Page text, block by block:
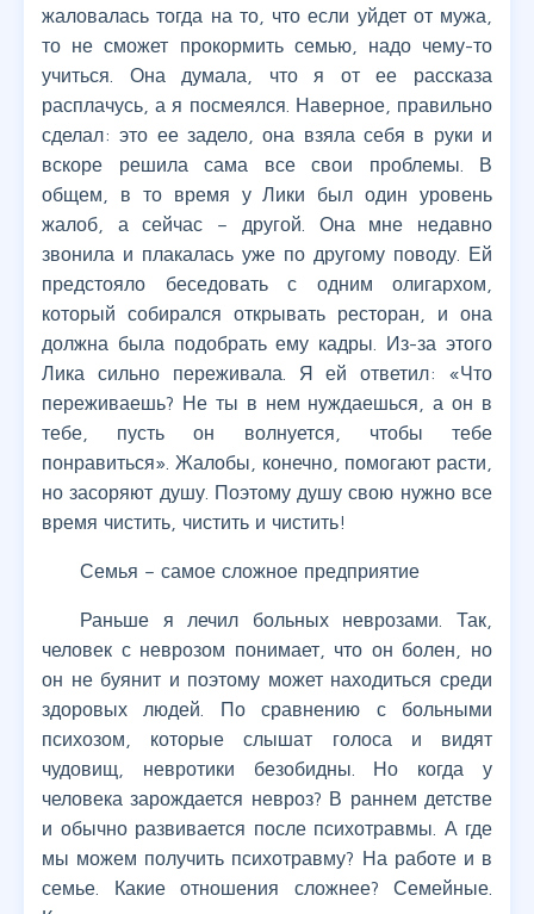
жаловалась тогда на то, что если уйдет от мужа,
то не сможет прокормить семью, надо чему-то
учиться. Она думала, что я от ее рассказа
расплачусь, а я посмеялся. Наверное, правильно
сделал: это ее задело, она взяла себя в руки и
вскоре решила сама все свои проблемы. В
общем, в то время у Лики был один уровень
жалоб, а сейчас – другой. Она мне недавно
звонила и плакалась уже по другому поводу. Ей
предстояло беседовать с одним олигархом,
который собирался открывать ресторан, и она
должна была подобрать ему кадры. Из-за этого
Лика сильно переживала. Я ей ответил: «Что
переживаешь? Не ты в нем нуждаешься, а он в
тебе, пусть он волнуется, чтобы тебе
понравиться». Жалобы, конечно, помогают расти,
но засоряют душу. Поэтому душу свою нужно все
время чистить, чистить и чистить!
Семья – самое сложное предприятие
Раньше я лечил больных неврозами. Так,
человек с неврозом понимает, что он болен, но
он не буянит и поэтому может находиться среди
здоровых людей. По сравнению с больными
психозом, которые слышат голоса и видят
чудовищ, невротики безобидны. Но когда у
человека зарождается невроз? В раннем детстве
и обычно развивается после психотравмы. А где
мы можем получить психотравму? На работе и в
семье. Какие отношения сложнее? Семейные.